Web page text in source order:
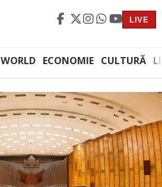
LIVE
WORLD ECONOMIE CULTURĂ